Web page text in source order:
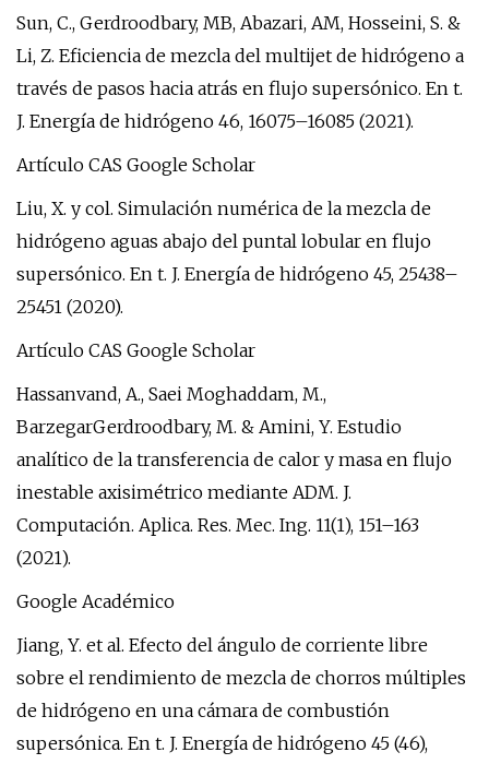
Sun, C., Gerdroodbary, MB, Abazari, AM, Hosseini, S. &
Li, Z. Eficiencia de mezcla del multijet de hidrógeno a
través de pasos hacia atrás en flujo supersónico. En t.
J. Energía de hidrógeno 46, 16075–16085 (2021).
Artículo CAS Google Scholar
Liu, X. y col. Simulación numérica de la mezcla de
hidrógeno aguas abajo del puntal lobular en flujo
supersónico. En t. J. Energía de hidrógeno 45, 25438–
25451 (2020).
Artículo CAS Google Scholar
Hassanvand, A., Saei Moghaddam, M.,
BarzegarGerdroodbary, M. & Amini, Y. Estudio
analítico de la transferencia de calor y masa en flujo
inestable axisimétrico mediante ADM. J.
Computación. Aplica. Res. Mec. Ing. 11(1), 151–163
(2021).
Google Académico
Jiang, Y. et al. Efecto del ángulo de corriente libre
sobre el rendimiento de mezcla de chorros múltiples
de hidrógeno en una cámara de combustión
supersónica. En t. J. Energía de hidrógeno 45 (46),